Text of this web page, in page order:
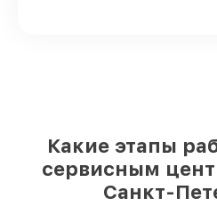
Какие этапы
сервисным
Санкт-